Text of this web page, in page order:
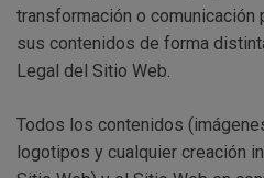
transformación o
sus contenidos de forma
Legal del Sitio Web.
Todos los contenidos
logotipos y cualquier creación